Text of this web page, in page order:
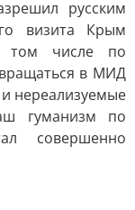
русским
визита Крым
том числе по
в МИД
нереализуемые
гуманизм по
совершенно